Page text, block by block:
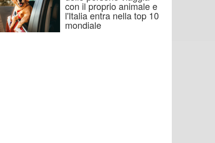
con il proprio animale e
l'Italia entra nella top 10
mondiale